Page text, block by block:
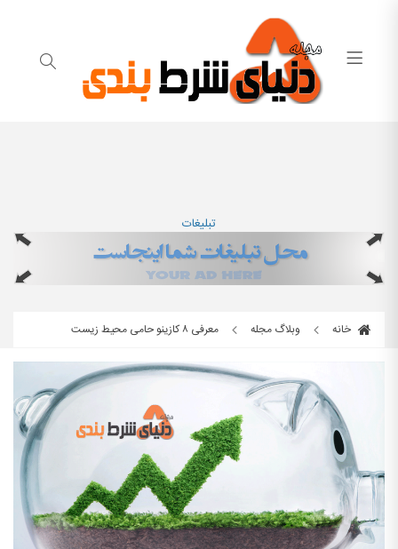
تبلیغات
خانه وبلاگ مجله معرفی ۸ کازینو حامی محیط زیست